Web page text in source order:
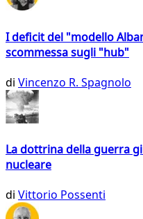
I deficit del "modello
scommessa sugli "hub"
di Vincenzo R. Spagnolo
La dottrina della guerra
nucleare
di Vittorio Possenti